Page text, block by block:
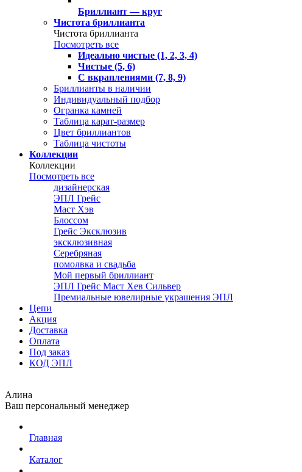
Бриллиант — круг
Чистота бриллианта
Чистота бриллианта
Посмотреть все
Идеально чистые (1, 2, 3, 4)
Чистые (5, 6)
С вкраплениями (7, 8, 9)
Бриллианты в наличии
Индивидуальный подбор
Огранка камней
Таблица карат-размер
Цвет бриллиантов
Таблица чистоты
Коллекции
Коллекции
Посмотреть все
дизайнерская
ЭПЛ Грейс
Маст Хэв
Блоссом
Грейс Эксклюзив
эксклюзивная
Серебряная
помолвка и свадьба
Мой первый бриллиант
ЭПЛ Грейс Маст Хев Сильвер
Премиальные ювелирные украшения ЭПЛ
Цепи
Акция
Доставка
Оплата
Под заказ
КОД ЭПЛ
Алина
Ваш персональный менеджер
Главная
Каталог